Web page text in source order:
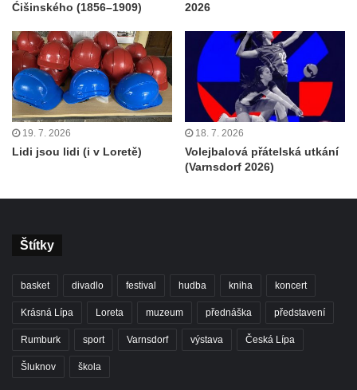
Ćišinského (1856–1909)
2026
19. 7. 2026
Lidi jsou lidi (i v Loretě)
18. 7. 2026
Volejbalová přátelská utkání
(Varnsdorf 2026)
Štítky
basket divadlo festival hudba kniha koncert
Krásná Lípa Loreta muzeum přednáška představení
Rumburk sport Varnsdorf výstava Česká Lípa
Šluknov škola